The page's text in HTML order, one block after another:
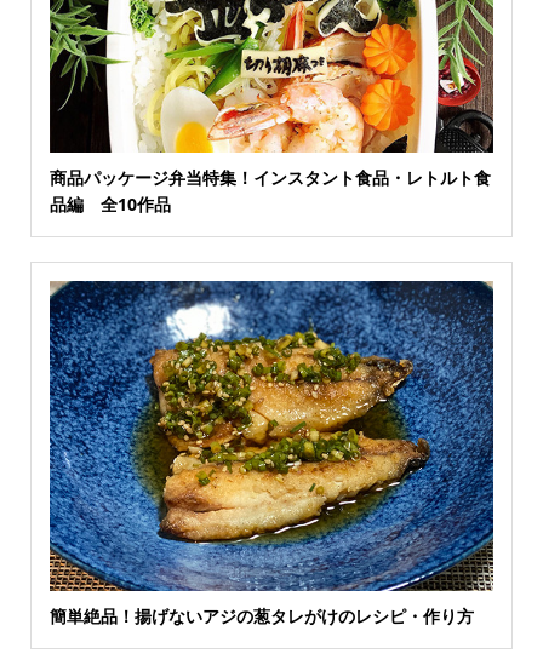
商品パッケージ弁当特集！インスタント食品・レトルト食
品編 全10作品
簡単絶品！揚げないアジの葱タレがけのレシピ・作り方